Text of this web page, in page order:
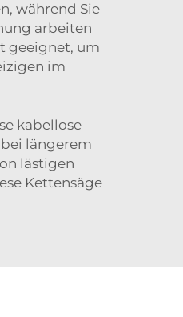
während Sie
arbeiten
geeignet, um
im
kabellose
längerem
lästigen
Kettensäge